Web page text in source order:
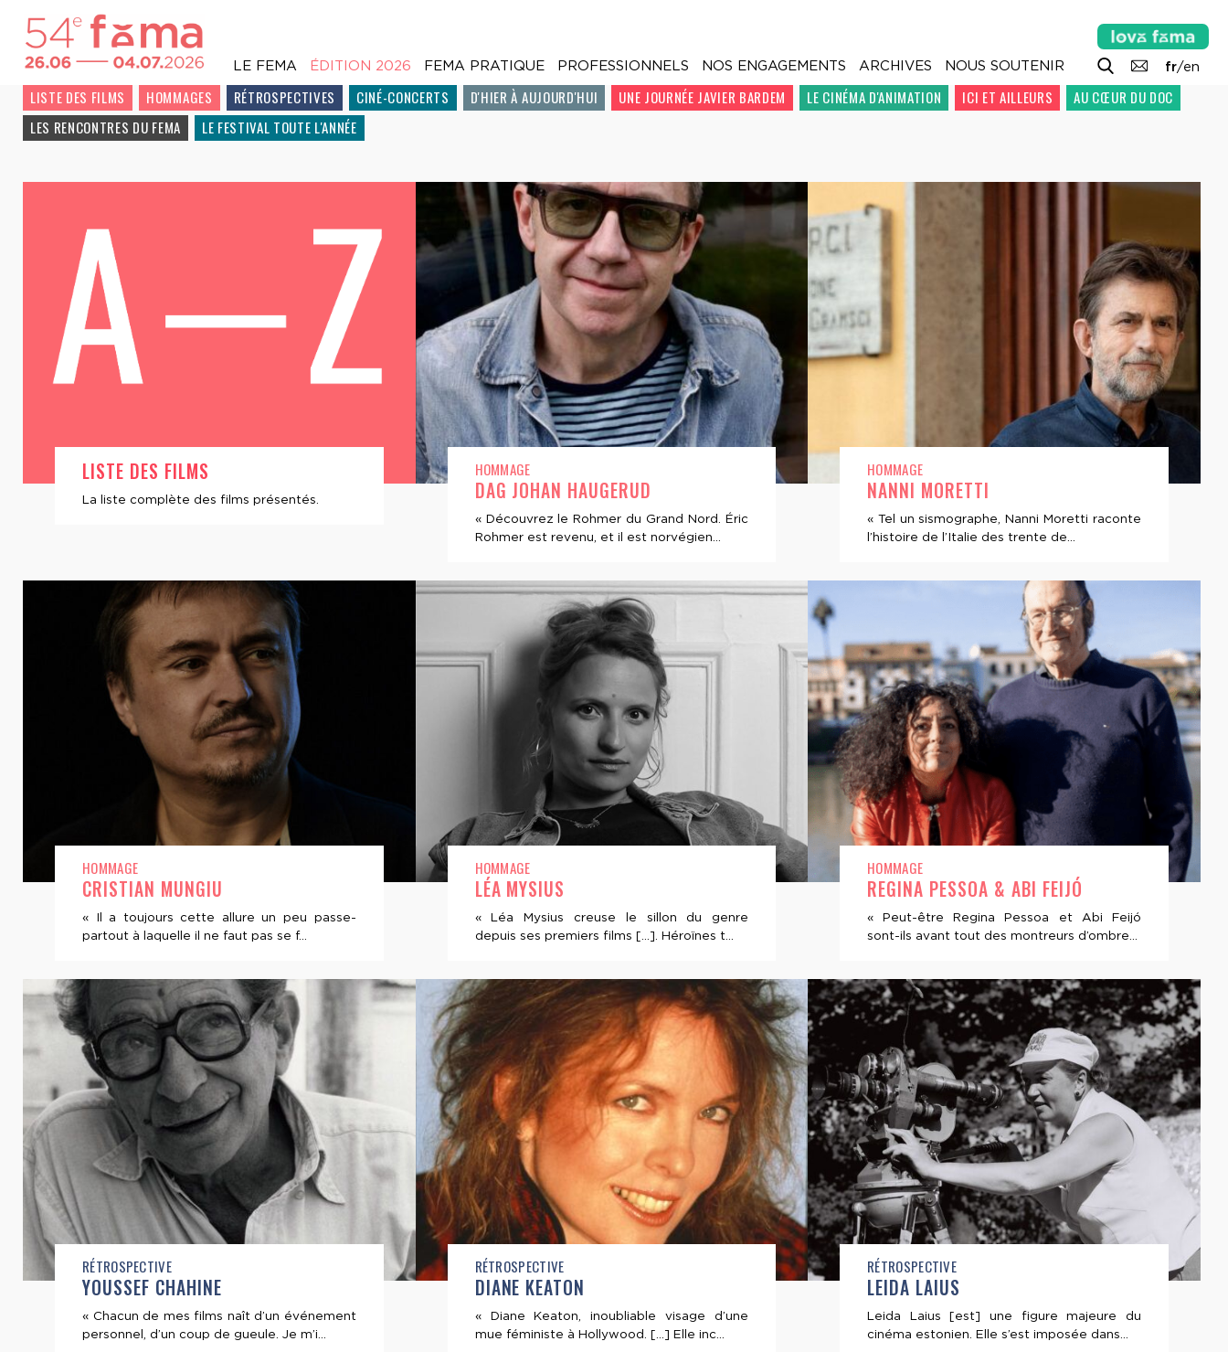
fr/en
LE FEMA ÉDITION 2026 FEMA PRATIQUE PROFESSIONNELS NOS ENGAGEMENTS ARCHIVES NOUS SOUTENIR
LISTE DES FILMS HOMMAGES RÉTROSPECTIVES CINÉ-CONCERTS D'HIER À AUJOURD'HUI UNE JOURNÉE JAVIER BARDEM LE CINÉMA D'ANIMATION ICI ET AILLEURS
AU CŒUR DU DOC
LES RENCONTRES DU FEMA
LE FESTIVAL TOUTE L'ANNÉE
LISTE DES FILMS
La liste complète des films présentés.
HOMMAGE
DAG JOHAN HAUGERUD
« Découvrez le Rohmer du Grand Nord. Éric
Rohmer est revenu, et il est norvégien...
HOMMAGE
NANNI MORETTI
« Tel un sismographe, Nanni Moretti raconte
l’histoire de l’Italie des trente de...
HOMMAGE
CRISTIAN MUNGIU
« Il a toujours cette allure un peu passe-
partout à laquelle il ne faut pas se f...
HOMMAGE
LÉA MYSIUS
« Léa Mysius creuse le sillon du genre
depuis ses premiers films […]. Héroïnes t...
HOMMAGE
REGINA PESSOA & ABI FEIJÓ
« Peut-être Regina Pessoa et Abi Feijó
sont-ils avant tout des montreurs d’ombre...
RÉTROSPECTIVE
YOUSSEF CHAHINE
« Chacun de mes films naît d’un événement
personnel, d’un coup de gueule. Je m’i...
RÉTROSPECTIVE
DIANE KEATON
« Diane Keaton, inoubliable visage d’une
mue féministe à Hollywood. […] Elle inc...
RÉTROSPECTIVE
LEIDA LAIUS
Leida Laius [est] une figure majeure du
cinéma estonien. Elle s’est imposée dans...